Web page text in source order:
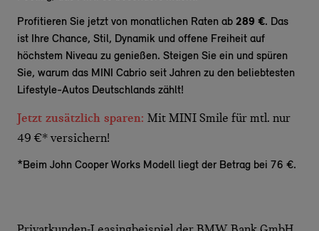
Profitieren Sie jetzt von monatlichen Raten ab 289 €. Das
ist Ihre Chance, Stil, Dynamik und offene Freiheit auf
höchstem Niveau zu genießen. Steigen Sie ein und spüren
Sie, warum das MINI Cabrio seit Jahren zu den beliebtesten
Lifestyle-Autos Deutschlands zählt!
Jetzt zusätzlich sparen: Mit MINI Smile für mtl. nur
49 €* versichern!
*Beim John Cooper Works Modell liegt der Betrag bei 76 €.